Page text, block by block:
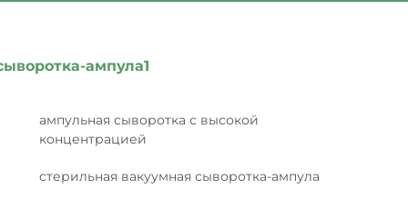
ампула1
ампульная сыворотка с высокой
концентрацией
стерильная вакуумная сыворотка-ампула